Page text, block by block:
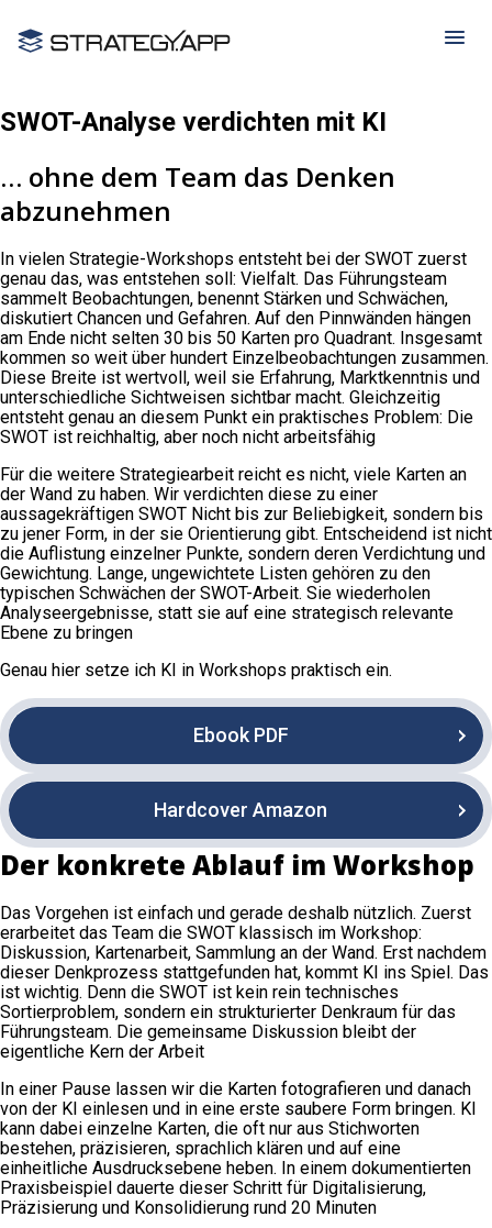
SWOT-Analyse verdichten mit KI
… ohne dem Team das Denken
abzunehmen
In vielen Strategie-Workshops entsteht bei der SWOT zuerst
genau das, was entstehen soll: Vielfalt. Das Führungsteam
sammelt Beobachtungen, benennt Stärken und Schwächen,
diskutiert Chancen und Gefahren. Auf den Pinnwänden hängen
am Ende nicht selten 30 bis 50 Karten pro Quadrant. Insgesamt
kommen so weit über hundert Einzelbeobachtungen zusammen.
Diese Breite ist wertvoll, weil sie Erfahrung, Marktkenntnis und
unterschiedliche Sichtweisen sichtbar macht. Gleichzeitig
entsteht genau an diesem Punkt ein praktisches Problem: Die
SWOT ist reichhaltig, aber noch nicht arbeitsfähig
Für die weitere Strategiearbeit reicht es nicht, viele Karten an
der Wand zu haben. Wir verdichten diese zu einer
aussagekräftigen SWOT Nicht bis zur Beliebigkeit, sondern bis
zu jener Form, in der sie Orientierung gibt. Entscheidend ist nicht
die Auflistung einzelner Punkte, sondern deren Verdichtung und
Gewichtung. Lange, ungewichtete Listen gehören zu den
typischen Schwächen der SWOT-Arbeit. Sie wiederholen
Analyseergebnisse, statt sie auf eine strategisch relevante
Ebene zu bringen
Genau hier setze ich KI in Workshops praktisch ein.
Ebook PDF
Hardcover Amazon
Der konkrete Ablauf im Workshop
Das Vorgehen ist einfach und gerade deshalb nützlich. Zuerst
erarbeitet das Team die SWOT klassisch im Workshop:
Diskussion, Kartenarbeit, Sammlung an der Wand. Erst nachdem
dieser Denkprozess stattgefunden hat, kommt KI ins Spiel. Das
ist wichtig. Denn die SWOT ist kein rein technisches
Sortierproblem, sondern ein strukturierter Denkraum für das
Führungsteam. Die gemeinsame Diskussion bleibt der
eigentliche Kern der Arbeit
In einer Pause lassen wir die Karten fotografieren und danach
von der KI einlesen und in eine erste saubere Form bringen. KI
kann dabei einzelne Karten, die oft nur aus Stichworten
bestehen, präzisieren, sprachlich klären und auf eine
einheitliche Ausdrucksebene heben. In einem dokumentierten
Praxisbeispiel dauerte dieser Schritt für Digitalisierung,
Präzisierung und Konsolidierung rund 20 Minuten